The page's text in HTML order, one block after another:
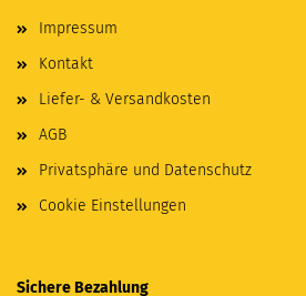
Impressum
Kontakt
Liefer- & Versandkosten
AGB
Privatsphäre und Datenschutz
Cookie Einstellungen
Sichere Bezahlung